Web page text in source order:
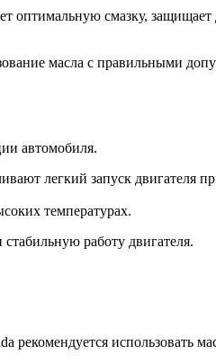
оптимальную смазку, защищает
масла с правильными
автомобиля.
легкий запуск двигателя
температурах.
работу двигателя.
использовать